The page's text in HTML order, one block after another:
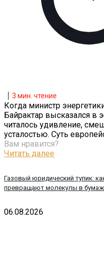
Газовый юридический тупик:
превращают молекулы в
3 мин. чтение
Когда министр
Байрактар высказался в
читалось удивление,
усталостью. Суть
Вам нравится?
Читать далее
06.08.2026